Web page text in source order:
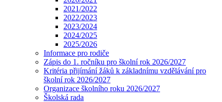
2021/2022
2022/2023
2023/2024
2024/2025
2025/2026
Informace pro rodiče
Zápis do 1. ročníku pro školní rok 2026/2027
Kritéria přijímání žáků k základnímu vzdělávání pro
školní rok 2026/2027
Organizace školního roku 2026/2027
Školská rada